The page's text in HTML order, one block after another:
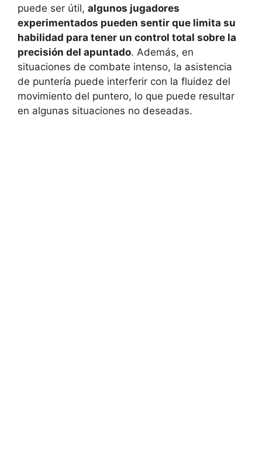
puede ser útil, algunos jugadores
experimentados pueden sentir que limita su
habilidad para tener un control total sobre la
precisión del apuntado. Además, en
situaciones de combate intenso, la asistencia
de puntería puede interferir con la fluidez del
movimiento del puntero, lo que puede resultar
en algunas situaciones no deseadas.